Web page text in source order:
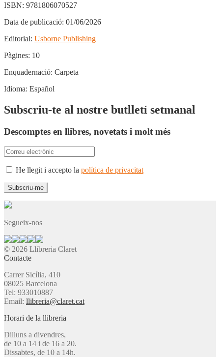
ISBN: 9781806070527
Data de publicació: 01/06/2026
Editorial: Usborne Publishing
Pàgines: 10
Enquadernació: Carpeta
Idioma: Español
Subscriu-te al nostre butlletí setmanal
Descomptes en llibres, novetats i molt més
He llegit i accepto la política de privacitat
Segueix-nos
© 2026 Llibreria Claret
Contacte
Carrer Sicília, 410
08025 Barcelona
Tel: 933010887
Email: llibreria@claret.cat
Horari de la llibreria
Dilluns a divendres,
de 10 a 14 i de 16 a 20.
Dissabtes, de 10 a 14h.